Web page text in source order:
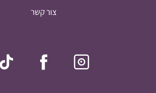
0
₪
חלק מההנחות יחושבו במסך התשלום
צור קשר